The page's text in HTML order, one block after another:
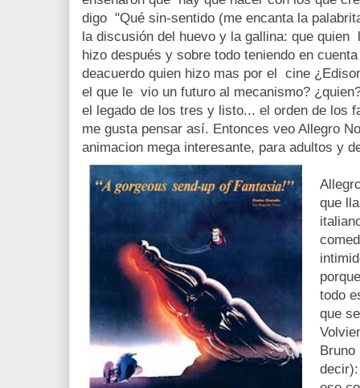
digo "Qué sin-sentido (me encanta la
la discusión del huevo y la gallina: que
hizo después y sobre todo teniendo en
deacuerdo quien hizo mas por el cine
el que le vio un futuro al mecanismo?
el legado de los tres y listo... el orden de los
me gusta pensar así. Entonces veo Allegro
animacion mega interesante, para adultos y
que
todo
que